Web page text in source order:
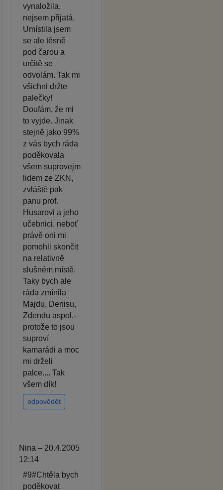
vynaložila,
nejsem přijatá.
Umístila jsem
se ale těsně
pod čarou a
určitě se
odvolám. Tak mi
všichni držte
palečky!
Doufám, že mi
to vyjde. Jinak
stejně jako 99%
z vás bych ráda
poděkovala
všem suprovejm
lidem ze ZKN,
zvláště pak
panu prof.
Husarovi a jeho
učebnici, neboť
právě oni mi
pomohli skončit
na relativně
slušném místě.
Taky bych ale
ráda zmínila
Majdu, Denisu,
Zdendu aspol.-
protože to jsou
suproví
kamarádi a moc
mi drželi
palce.... Tak
všem dík!
odpovědět
Nina – 20.4.2005
12:14
#9#Chtěla bych
poděkovat